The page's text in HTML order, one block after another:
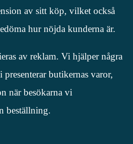
av sitt köp, vilket också
hur nöjda kunderna är.
av reklam. Vi hjälper några
butikernas varor,
när besökarna vi
beställning.